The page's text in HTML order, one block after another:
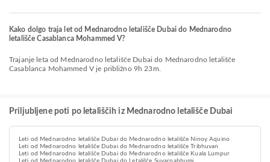
Kako dolgo traja let od Mednarodno letališče Dubai do Mednarodno
letališče Casablanca Mohammed V?
Trajanje leta od Mednarodno letališče Dubai do Mednarodno letališče
Casablanca Mohammed V je približno 9h 23m.
Priljubljene poti po letališčih iz Mednarodno letališče Dubai
Leti od Mednarodno letališče Dubai do Mednarodno letališče Ninoy Aquino
Leti od Mednarodno letališče Dubai do Mednarodno letališče Tribhuvan
Leti od Mednarodno letališče Dubai do Mednarodno letališče Kuala Lumpur
Leti od Mednarodno letališče Dubai do Letališče Suvarnabhumi